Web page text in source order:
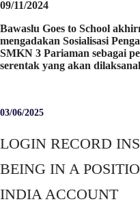
09/11/2024
Bawaslu Goes to School
mengadakan Sosialisasi
SMKN 3 Pariaman sebagai
serentak yang akan
03/06/2025
LOGIN RECORD
BEING IN A
INDIA ACCOUNT